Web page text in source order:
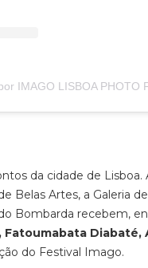
da cidade de
Belas Artes, a Galeria
Bombarda recebem,
Fatoumabata
do Festival Imago.